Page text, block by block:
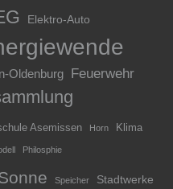
Elektro-Auto
Oldenburg
Feuerwehr
Asemissen Horn Klima
Philosphie
Speicher Stadtwerke